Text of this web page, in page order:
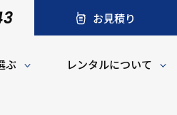
お見積り
ぶ レンタルについて